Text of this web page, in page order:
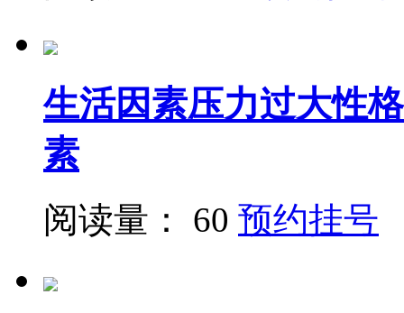
生活因素压力过大性
素
阅读量： 60 预约挂号